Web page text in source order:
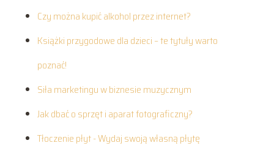
Czy można kupić alkohol przez internet?
Książki przygodowe dla dzieci – te tytuły warto
poznać!
Siła marketingu w biznesie muzycznym
Jak dbać o sprzęt i aparat fotograficzny?
Tłoczenie płyt - Wydaj swoją własną płytę